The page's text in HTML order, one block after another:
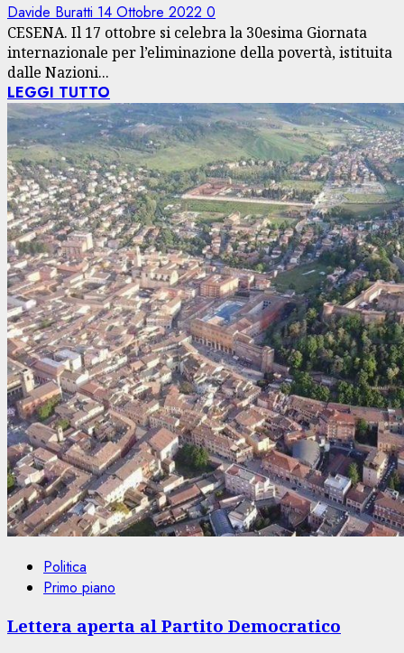
Davide Buratti 14 Ottobre 2022 0
CESENA. Il 17 ottobre si celebra la 30esima Giornata
internazionale per l’eliminazione della povertà, istituita
dalle Nazioni...
LEGGI TUTTO
Politica
Primo piano
Lettera aperta al Partito Democratico